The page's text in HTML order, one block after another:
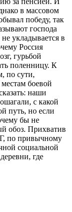
в массовом
победу, так
господа
укладывается в
Россия
гурьбой
поленницу. К
по сути,
боевой
наши
с какой
путь, но если
бы не
обоз. Прихватив
по привычному
социальной
где